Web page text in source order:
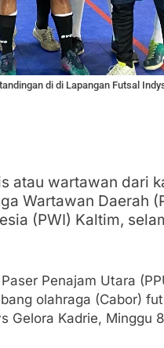
di di Lapangan Futsal
atau wartawan dari
Wartawan Daerah
(PWI) Kaltim,
Penajam Utara
olahraga (Cabor)
Gelora Kadrie, Minggu